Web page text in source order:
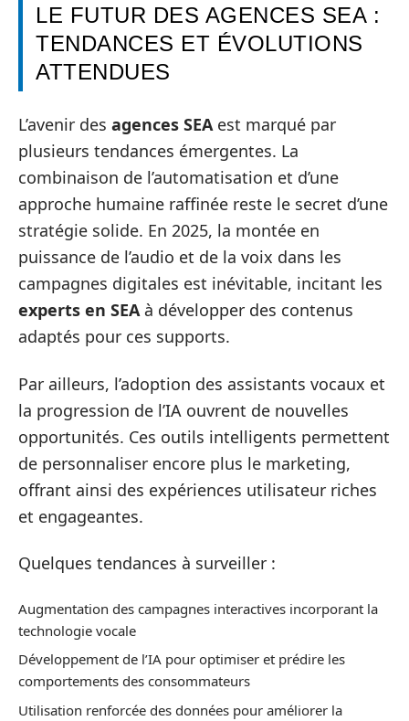
LE FUTUR DES AGENCES SEA :
TENDANCES ET ÉVOLUTIONS
ATTENDUES
L’avenir des agences SEAest marqué par
plusieurs tendances émergentes. La
combinaison de l’automatisation et d’une
approche humaine raffinée reste le secret d’une
stratégie solide. En 2025, la montée en
puissance de l’audio et de la voix dans les
campagnes digitales est inévitable, incitant les
experts en SEAà développer des contenus
adaptés pour ces supports.
Par ailleurs, l’adoption des assistants vocaux et
la progression de l’IA ouvrent de nouvelles
opportunités. Ces outils intelligents permettent
de personnaliser encore plus le marketing,
offrant ainsi des expériences utilisateur riches
et engageantes.
Quelques tendances à surveiller :
Augmentation des campagnes interactives incorporant la
technologie vocale
Développement de l’IA pour optimiser et prédire les
comportements des consommateurs
Utilisation renforcée des données pour améliorer la